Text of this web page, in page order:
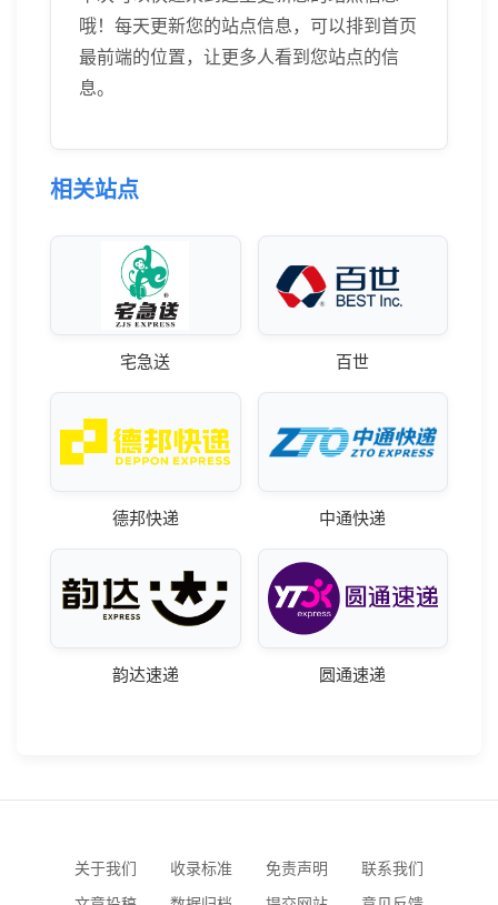
哦！每天更新您的站点信息，可以排到首页
最前端的位置，让更多人看到您站点的信
息。
相关站点
宅急送 百世
德邦快递 中通快递
韵达速递 圆通速递
关于我们 收录标准 免责声明
联系我们